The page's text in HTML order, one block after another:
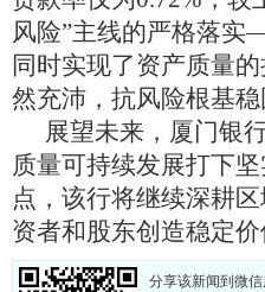
风险”主线的严格落
同时实现了资产质量
然充沛，抗风险根基稳
展望未来，厦门银
质量可持续发展打下
点，该行将继续深耕
资者和股东创造稳定价
分享该新闻到微信